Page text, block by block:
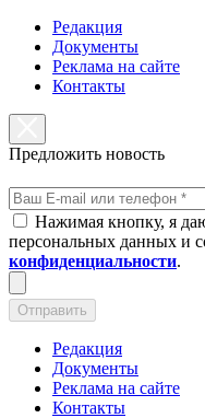
Редакция
Документы
Реклама на сайте
Контакты
Предложить новость
Нажимая кнопку, я
персональных данных и
конфиденциальности.
Отправить
Редакция
Документы
Реклама на сайте
Контакты